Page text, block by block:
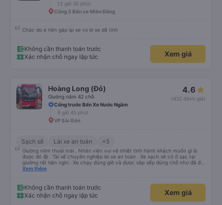
12 giờ 30 phút
Cổng 3 Bến xe Miền Đông
Chắc do e hên gặp lại xe vs lơ xe dễ tính
Không cần thanh toán trước
Xác nhận chỗ ngay lập tức
Xem giá
Hoàng Long (Đỏ)
Giường nằm 42 chỗ
4.6
(432 đánh giá)
Cổng trước Bến Xe Nước Ngầm
6 giờ 45 phút
VP Sài Gòn
Sạch sẽ Lái xe an toàn +5
Giường nằm thoải mái . Nhân viên vui vẻ nhiệt tình hành khách muốn gì là
được đó 😆 . Tài xế chuyên nghiệp lái xe an toàn . Xe sạch sẽ có ổ sạc tại
giường rất tiện nghi . Xe chạy đúng giờ và được sắp xếp đúng chỗ như đã đặt
. Điểm 10 cho hoàng long đỏ 👍
Xem thêm
Không cần thanh toán trước
Xác nhận chỗ ngay lập tức
Xem giá